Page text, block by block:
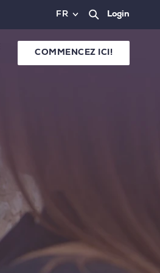
FR Login
COMMENCEZ ICI!